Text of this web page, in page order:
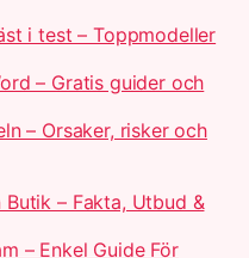
i test – Toppmodeller
– Gratis guider och
– Orsaker, risker och
Butik – Fakta, Utbud &
– Enkel Guide För